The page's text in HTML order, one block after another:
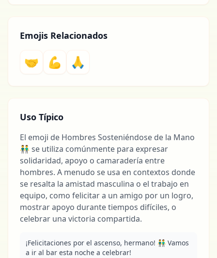
Emojis Relacionados
🤝 💪 🙏
Uso Típico
El emoji de Hombres Sosteniéndose de la Mano
👬 se utiliza comúnmente para expresar
solidaridad, apoyo o camaradería entre
hombres. A menudo se usa en contextos donde
se resalta la amistad masculina o el trabajo en
equipo, como felicitar a un amigo por un logro,
mostrar apoyo durante tiempos difíciles, o
celebrar una victoria compartida.
¡Felicitaciones por el ascenso, hermano! 👬 Vamos
a ir al bar esta noche a celebrar!